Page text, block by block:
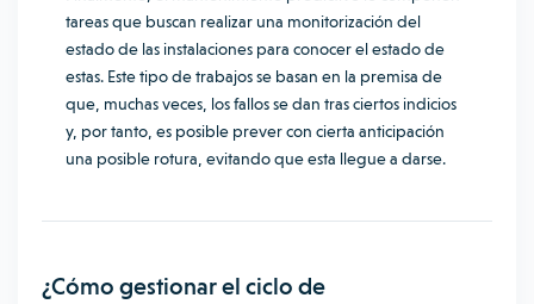
tareas que buscan realizar una monitorización del
estado de las instalaciones para conocer el estado de
estas. Este tipo de trabajos se basan en la premisa de
que, muchas veces, los fallos se dan tras ciertos indicios
y, por tanto, es posible prever con cierta anticipación
una posible rotura, evitando que esta llegue a darse.
¿Cómo gestionar el ciclo de